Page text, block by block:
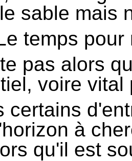
sable mais
temps
pas alors
voire vital
certains
à
qu'il est